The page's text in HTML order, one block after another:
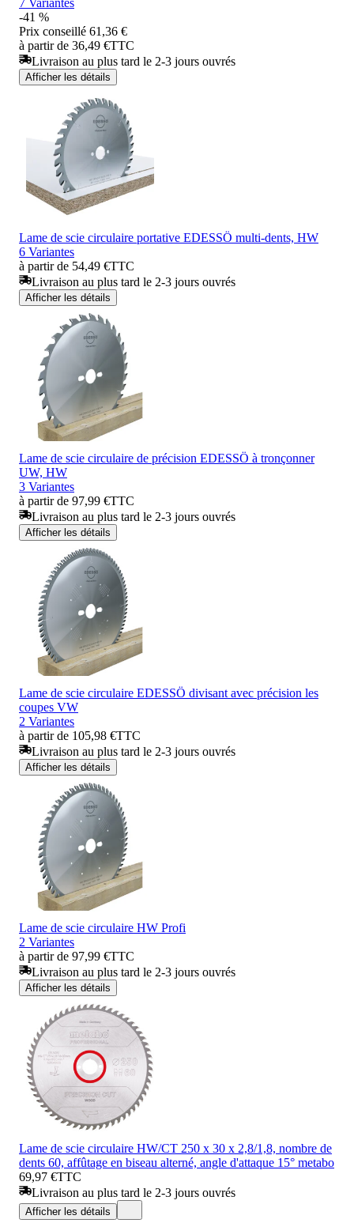
-41 %
Prix conseillé 61,36 €
à partir de 36,49 €TTC
Livraison au plus tard le 2-3 jours ouvrés
Afficher les détails
Lame de scie circulaire portative EDESSÖ multi-dents, HW
6 Variantes
à partir de 54,49 €TTC
Livraison au plus tard le 2-3 jours ouvrés
Afficher les détails
Lame de scie circulaire de précision EDESSÖ à tronçonner
UW, HW
3 Variantes
à partir de 97,99 €TTC
Livraison au plus tard le 2-3 jours ouvrés
Afficher les détails
Lame de scie circulaire EDESSÖ divisant avec précision les
coupes VW
2 Variantes
à partir de 105,98 €TTC
Livraison au plus tard le 2-3 jours ouvrés
Afficher les détails
Lame de scie circulaire HW Profi
2 Variantes
à partir de 97,99 €TTC
Livraison au plus tard le 2-3 jours ouvrés
Afficher les détails
Lame de scie circulaire HW/CT 250 x 30 x 2,8/1,8, nombre de
dents 60, affûtage en biseau alterné, angle d'attaque 15° metabo
69,97 €TTC
Livraison au plus tard le 2-3 jours ouvrés
Afficher les détails